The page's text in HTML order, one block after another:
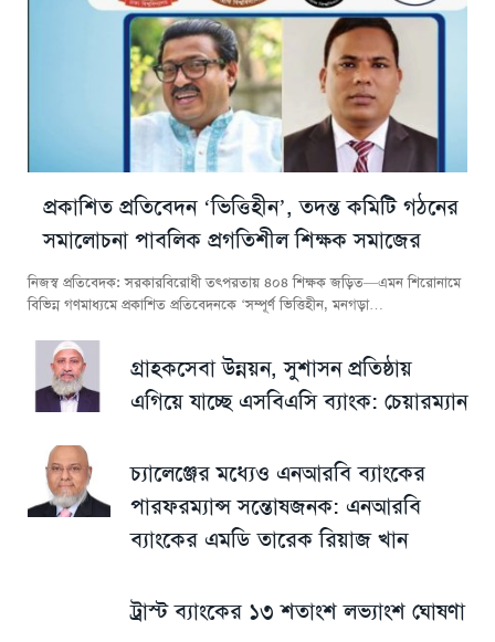
প্রকাশিত প্রতিবেদন ‘ভিত্তিহীন’, তদন্ত কমিটি গঠনের
সমালোচনা পাবলিক প্রগতিশীল শিক্ষক সমাজের
নিজস্ব প্রতিবেদক: সরকারবিরোধী তৎপরতায় ৪০৪ শিক্ষক জড়িত—এমন শিরোনামে
বিভিন্ন গণমাধ্যমে প্রকাশিত প্রতিবেদনকে ‘সম্পূর্ণ ভিত্তিহীন, মনগড়া…
গ্রাহকসেবা উন্নয়ন, সুশাসন প্রতিষ্ঠায়
এগিয়ে যাচ্ছে এসবিএসি ব্যাংক: চেয়ারম্যান
চ্যালেঞ্জের মধ্যেও এনআরবি ব্যাংকের
পারফরম্যান্স সন্তোষজনক: এনআরবি
ব্যাংকের এমডি তারেক রিয়াজ খান
ট্রাস্ট ব্যাংকের ১৩ শতাংশ লভ্যাংশ ঘোষণা